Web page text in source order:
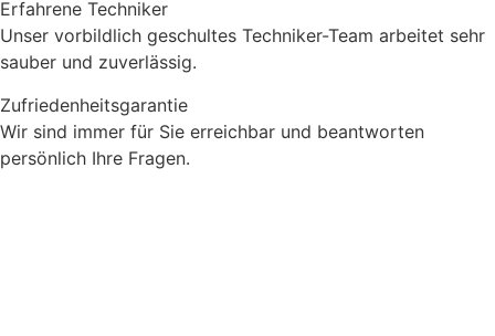
Erfahrene Techniker
Unser vorbildlich geschultes Techniker-Team arbeitet sehr
sauber und zuverlässig.
Zufriedenheitsgarantie
Wir sind immer für Sie erreichbar und beantworten
persönlich Ihre Fragen.